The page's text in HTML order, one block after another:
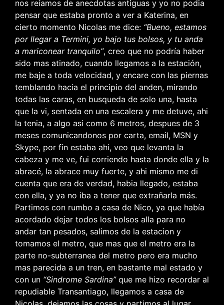
nos reíamos de anecdotas antiguas y yo no podia
pensar que estaba pronto a ver a Katerina, en
cierto momento Nicolas me dice: “Bueno, estamos
por llegar a Termini, yo bajo tus bolsos, y tu anda
a mariconear tranquilo”, creo que no podría haber
sido mas atinado, cuando llegamos a la estación,
me baje a toda velocidad, y encare con las piernas
temblando hacia el principio del anden, mirando
todas las caras, en busqueda de solo una, hasta
que la vi, sentada en una escalera y me detuve, ahi
la tenia, a algo asi como 6 metros, despues de 3
meses comunicandonos por carta, email, MSN y
Skype, por fin estaba ahi, veo que levanta la
cabeza y me ve, fui corriendo hasta donde ella y la
abracé, la abrace muy fuerte, y ahi mismo me di
cuenta que era de verdad, habia llegado, estaba
con ella, y ya no iba a tener que extrañarla más.
Partimos con rumbo a casa de Nico, ya que había
acordado dejar todos los bolsos alla para no
andar tan pesados, salimos de la estacion y
tomamos el metro, que mas que el metro era la
parte no-subterranea del metro pero era mucho
mas parecida a un tren, en bastante mal estado y
con un “Sindrome Sardina”que me hizo recordar al
repudiable Transantiago, llegamos a casa de